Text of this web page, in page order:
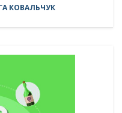
КОВАЛЬЧУК